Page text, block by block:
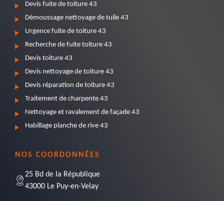
Devis fuite de toiture 43
Démoussage nettoyage de tuile 43
Urgence fuite de toiture 43
Recherche de fuite toiture 43
Devis toiture 43
Devis nettoyage de toiture 43
Devis réparation de toiture 43
Traitement de charpente 43
Nettoyage et ravalement de façade 43
Habillage planche de rive 43
NOS COORDONNÉES
25 Bd de la République
43000 Le Puy-en-Velay